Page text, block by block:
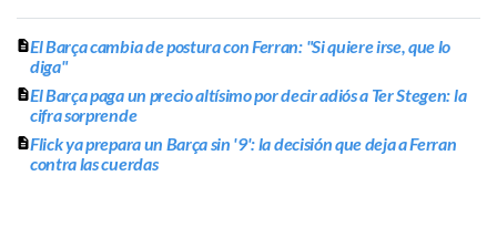
El Barça cambia de postura con Ferran: "Si quiere irse, que lo
diga"
El Barça paga un precio altísimo por decir adiós a Ter Stegen: la
cifra sorprende
Flick ya prepara un Barça sin '9': la decisión que deja a Ferran
contra las cuerdas